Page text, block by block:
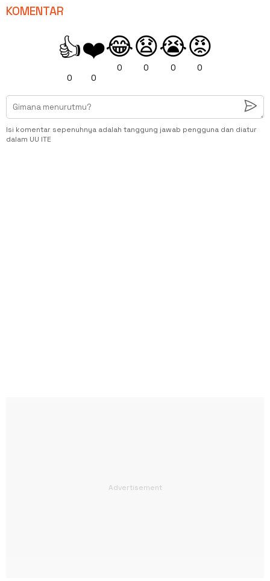
KOMENTAR
👍
0
❤️
0
😂
0
😧
0
😭
0
😡
0
Isi komentar sepenuhnya adalah tanggung jawab pengguna dan diatur
dalam UU ITE